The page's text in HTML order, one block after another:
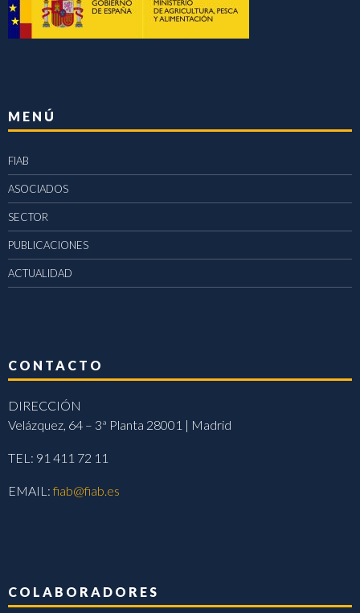
MENÚ
FIAB
ASOCIADOS
SECTOR
PUBLICACIONES
ACTUALIDAD
CONTACTO
DIRECCIÓN
Velázquez, 64 – 3ª Planta 28001 | Madrid
TEL: 91 411 72 11
EMAIL:fiab@fiab.es
COLABORADORES